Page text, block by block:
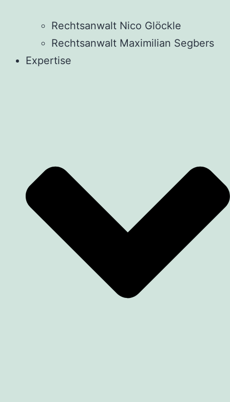
Rechtsanwalt Nico Glöckle
Rechtsanwalt Maximilian Segbers
Expertise